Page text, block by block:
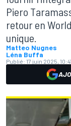
Piero
retour en
unique.
Matteo Nugnes
Léna Buffa
Publié: 17 juin 2025, 10:41